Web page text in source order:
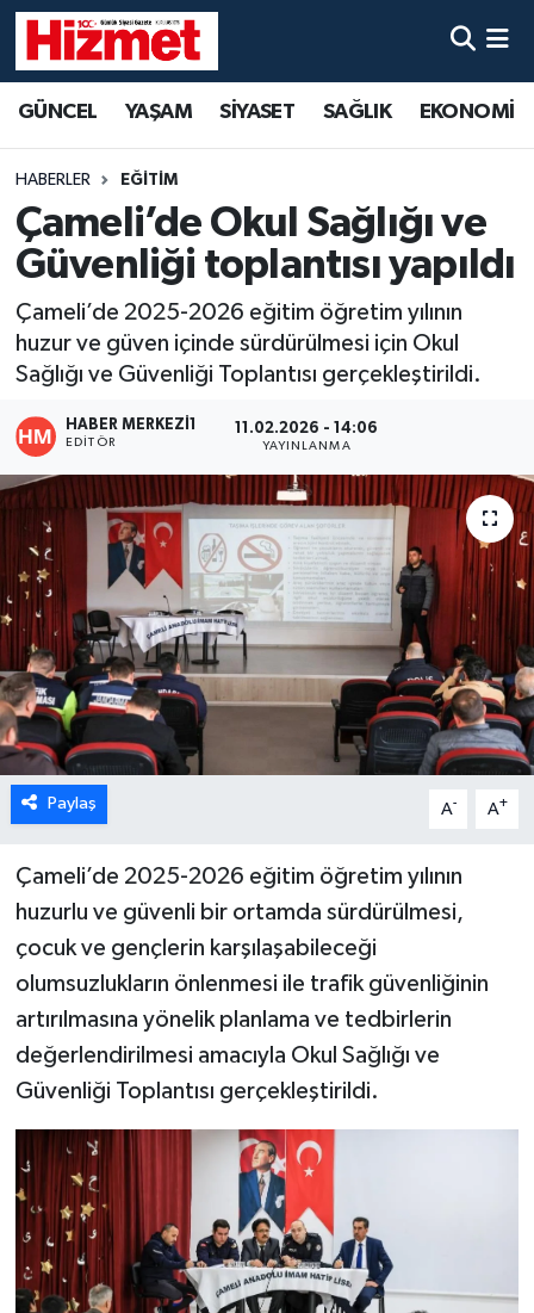
GÜNCEL YAŞAM SİYASET SAĞLIK EKONOMİ
HABERLER EĞİTİM
Çameli’de Okul Sağlığı ve
Güvenliği toplantısı yapıldı
Çameli’de 2025-2026 eğitim öğretim yılının
huzur ve güven içinde sürdürülmesi için Okul
Sağlığı ve Güvenliği Toplantısı gerçekleştirildi.
HABER MERKEZI1
EDITÖR
11.02.2026 - 14:06
YAYINLANMA
Paylaş A- A+
Çameli’de 2025-2026 eğitim öğretim yılının
huzurlu ve güvenli bir ortamda sürdürülmesi,
çocuk ve gençlerin karşılaşabileceği
olumsuzlukların önlenmesi ile trafik güvenliğinin
artırılmasına yönelik planlama ve tedbirlerin
değerlendirilmesi amacıyla Okul Sağlığı ve
Güvenliği Toplantısı gerçekleştirildi.
YAŞAM
SİYASET
SAĞLIK
EKONOMİ
MAGAZİN
ÖZEL HABER
DTO
RESMİ REKLAM
Denizli Hava Durumu
Denizli Trafik Yoğunluk Haritası
Süper Lig Puan Durumu ve Fikstür
Tüm Manşetler